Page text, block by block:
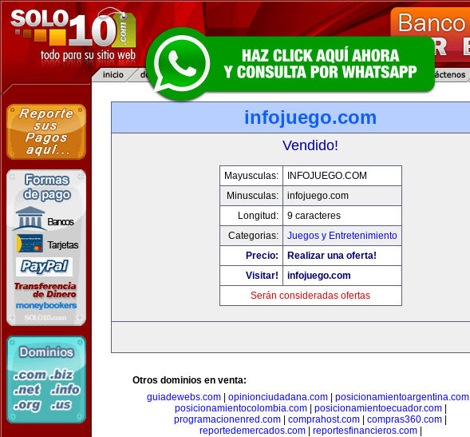
infojuego.com
Vendido!
Mayusculas:
INFOJUEGO.COM
Minusculas:
infojuego.com
Longitud:
9 caracteres
Categorias:
Juegos y Entretenimiento
Precio:
Realizar una oferta!
Visitar!
infojuego.com
Serán consideradas ofertas
Otros dominios en venta:
guiadewebs.com
opinionciudadana.com posicionamientoargentina.com
posicionamientocolombia.com| posicionamientoecuador.com|
programacionenred.com
comprahost.com compras360.com
reportedemercados.com| reportesfinancieros.com|